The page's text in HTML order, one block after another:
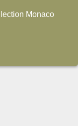
Monaco